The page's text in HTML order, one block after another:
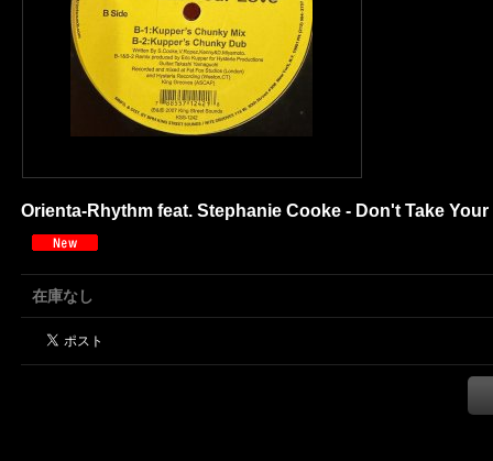
Orienta-Rhythm feat. Stephanie Cooke - Don't Take
在庫なし